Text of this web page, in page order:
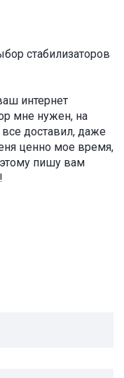
стабилизаторов
интернет
мне нужен, на
доставил, даже
ценно мое время,
пишу вам